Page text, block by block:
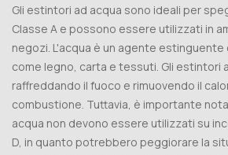
Gli estintori ad acqua sono ideali per
Classe A e possono essere utilizzati in
negozi. L'acqua è un agente
come legno, carta e tessuti. Gli estintori
raffreddando il fuoco e rimuovendo il
combustione. Tuttavia, è importante
acqua non devono essere utilizzati su
D, in quanto potrebbero peggiorare la